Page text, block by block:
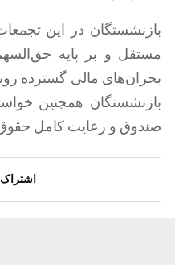
بازنشستگان در این
مستقل و بر پایه
بحران‌های مالی گسترده
بازنشستگان همچنین
صندوق و رعایت کامل